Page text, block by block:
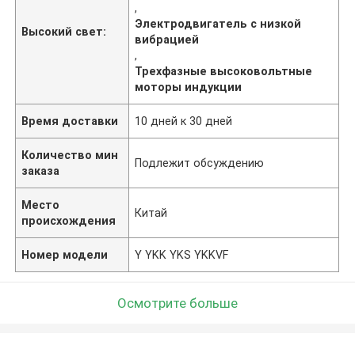
Высокий свет:
,
Электродвигатель с низкой
вибрацией
,
Трехфазные высоковольтные
моторы индукции
Время доставки 10 дней к 30 дней
Количество мин
заказа
Подлежит обсуждению
Место
происхождения
Китай
Номер модели Y YKK YKS YKKVF
Осмотрите больше